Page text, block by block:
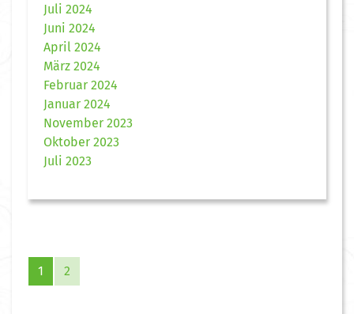
Juli 2024
Juni 2024
April 2024
März 2024
Februar 2024
Januar 2024
November 2023
Oktober 2023
Juli 2023
1 2